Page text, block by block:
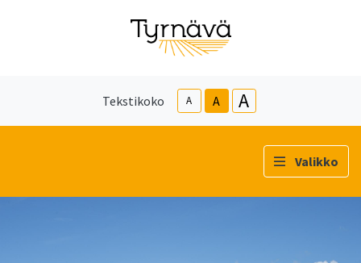
Tekstikoko A A A
Valikko